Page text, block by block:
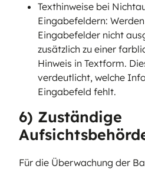
Texthinweise bei
Eingabefeldern:
Eingabefelder nicht
zusätzlich zu einer
Hinweis in Textform.
verdeutlicht, welche
Eingabefeld fehlt.
6) Zuständige
Für die Überwachung der